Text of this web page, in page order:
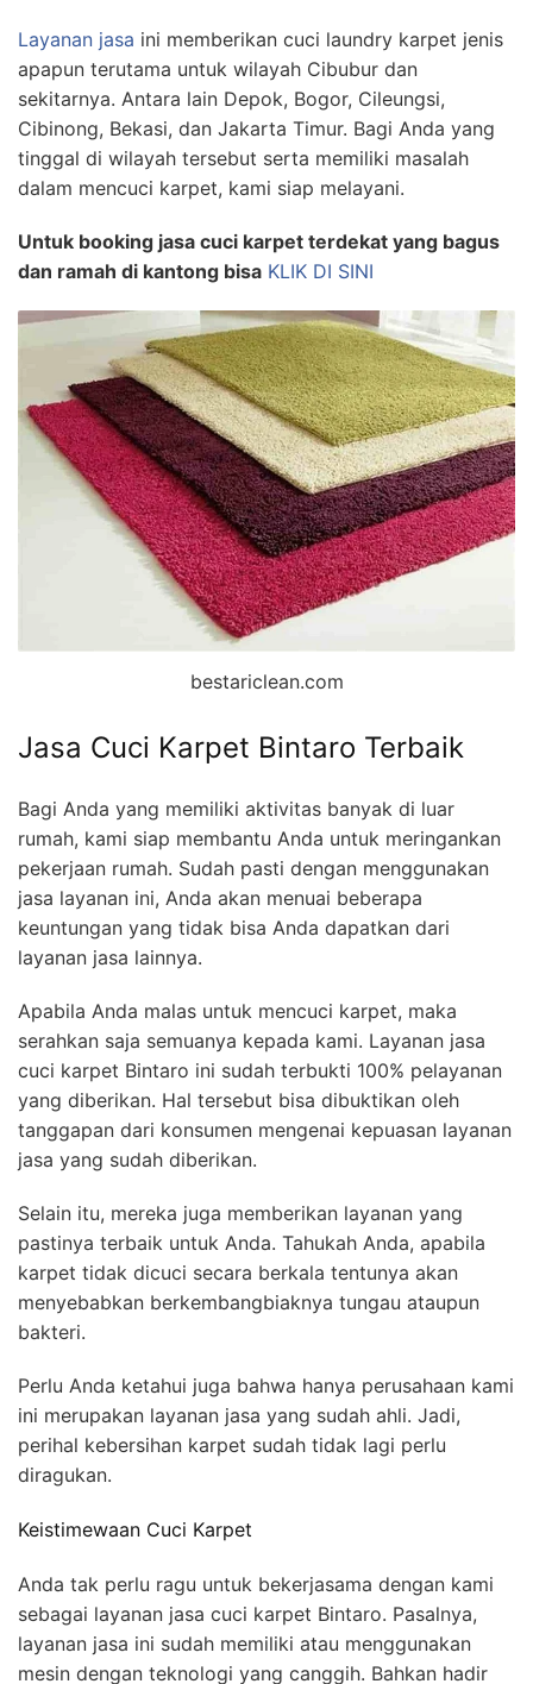
Layanan jasa ini memberikan cuci laundry karpet jenis
apapun terutama untuk wilayah Cibubur dan
sekitarnya. Antara lain Depok, Bogor, Cileungsi,
Cibinong, Bekasi, dan Jakarta Timur. Bagi Anda yang
tinggal di wilayah tersebut serta memiliki masalah
dalam mencuci karpet, kami siap melayani.
Untuk booking jasa cuci karpet terdekat yang bagus
dan ramah di kantong bisa KLIK DI SINI
bestariclean.com
Jasa Cuci Karpet Bintaro Terbaik
Bagi Anda yang memiliki aktivitas banyak di luar
rumah, kami siap membantu Anda untuk meringankan
pekerjaan rumah. Sudah pasti dengan menggunakan
jasa layanan ini, Anda akan menuai beberapa
keuntungan yang tidak bisa Anda dapatkan dari
layanan jasa lainnya.
Apabila Anda malas untuk mencuci karpet, maka
serahkan saja semuanya kepada kami. Layanan jasa
cuci karpet Bintaro ini sudah terbukti 100% pelayanan
yang diberikan. Hal tersebut bisa dibuktikan oleh
tanggapan dari konsumen mengenai kepuasan layanan
jasa yang sudah diberikan.
Selain itu, mereka juga memberikan layanan yang
pastinya terbaik untuk Anda. Tahukah Anda, apabila
karpet tidak dicuci secara berkala tentunya akan
menyebabkan berkembangbiaknya tungau ataupun
bakteri.
Perlu Anda ketahui juga bahwa hanya perusahaan kami
ini merupakan layanan jasa yang sudah ahli. Jadi,
perihal kebersihan karpet sudah tidak lagi perlu
diragukan.
Keistimewaan Cuci Karpet
Anda tak perlu ragu untuk bekerjasama dengan kami
sebagai layanan jasa cuci karpet Bintaro. Pasalnya,
layanan jasa ini sudah memiliki atau menggunakan
mesin dengan teknologi yang canggih. Bahkan hadir